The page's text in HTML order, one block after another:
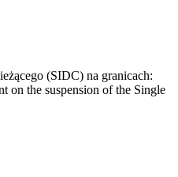
(SIDC) na granicach:
on the suspension of the Single